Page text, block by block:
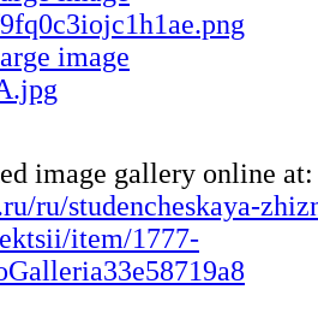
image gallery online at:
ru/studencheskaya-
item/1777-